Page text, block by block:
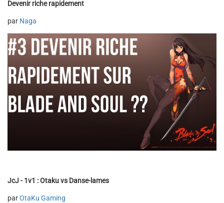
Devenir riche rapidement
par Naga
JcJ - 1v1 : Otaku vs Danse-lames
parOtaKu Gaming